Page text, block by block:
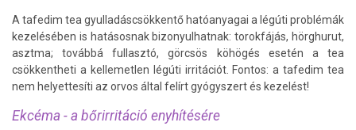
A tafedim tea gyulladáscsökkentő hatóanyagai a légúti problémák
kezelésében is hatásosnak bizonyulhatnak: torokfájás, hörghurut,
asztma; továbbá fullasztó, görcsös köhögés esetén a tea
csökkentheti a kellemetlen légúti irritációt. Fontos: a tafedim tea
nem helyettesíti az orvos által felírt gyógyszert és kezelést!
Ekcéma - a bőrirritáció enyhítésére